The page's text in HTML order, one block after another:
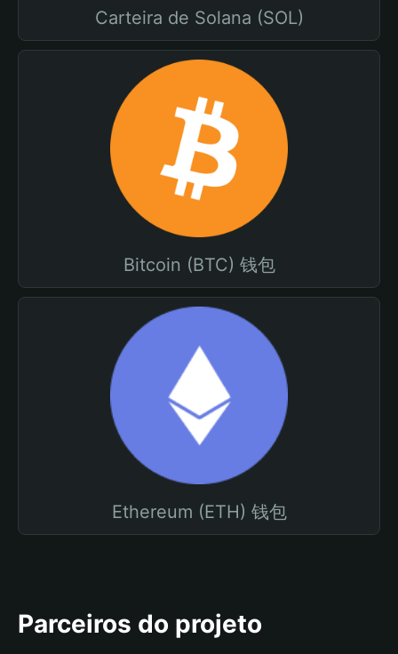
Carteira de Solana (SOL)
Bitcoin (BTC) 钱包
Ethereum (ETH) 钱包
Parceiros do projeto